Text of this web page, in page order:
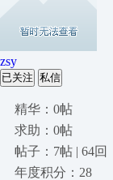
zsy
已关注 私信
精华：0帖
求助：0帖
帖子：7帖 | 64回
年度积分：28